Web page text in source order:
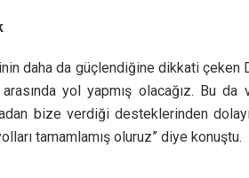
daha da güçlendiğine dikkati çeken
yol yapmış olacağız. Bu da
bize verdiği desteklerinden
tamamlamış oluruz” diye konuştu.